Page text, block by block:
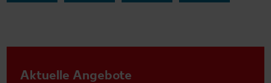
Aktuelle Angebote